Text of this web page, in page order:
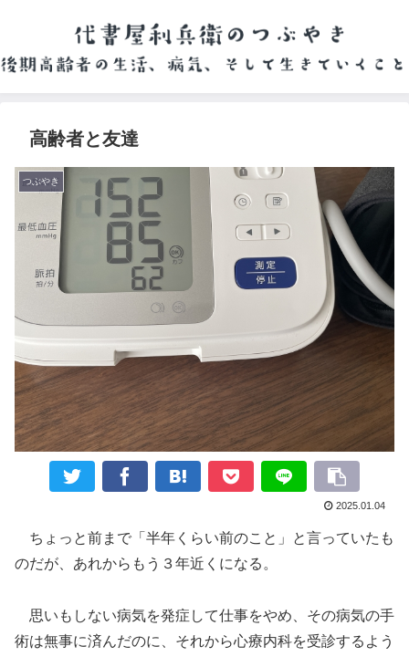
高齢者と友達
つぶやき
2025.01.04
ちょっと前まで「半年くらい前のこと」と言っていたも
のだが、あれからもう３年近くになる。
思いもしない病気を発症して仕事をやめ、その病気の手
術は無事に済んだのに、それから心療内科を受診するよう